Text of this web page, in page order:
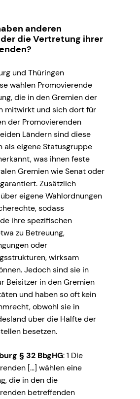
anderen
die Vertretung ihrer
und Thüringen
wählen Promovierende
die in den Gremien der
mitwirkt und sich dort für
der Promovierenden
Ländern sind diese
als eigene Statusgruppe
was ihnen feste
Gremien wie Senat oder
Zusätzlich
eigene Wahlordnungen
sodass
ihre spezifischen
zu Betreuung,
oder
wirksam
Jedoch sind sie in
Beisitzer in den Gremien
und haben so oft kein
obwohl sie in
über die Hälfte der
besetzen.
§ 32 BbgHG: 1 Die
[…] wählen eine
die in den die
betreffenden